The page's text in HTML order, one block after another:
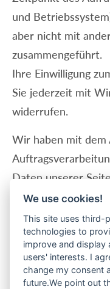
und
aber nicht mit
zusammengeführt.
Ihre Einwilligung
Sie jederzeit mit
widerrufen.
Wir haben mit dem
Daten unserer
Weitergabe an
Bei einer
angemessenes
Kommission
We use cookies!
This site uses third-
technologies to
improve and display
users' interests. I
change my consent
future.We point out